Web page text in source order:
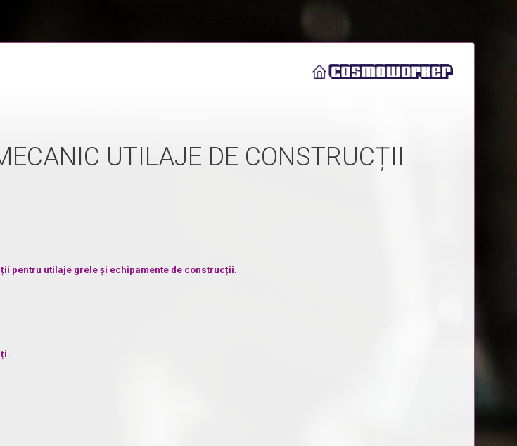
UTILAJE DE CONSTRUCȚII
pentru utilaje grele și echipamente de construcții.